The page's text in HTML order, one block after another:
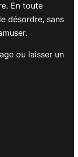
En toute
désordre, sans
ou laisser un